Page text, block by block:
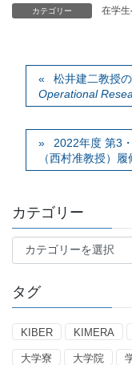
カテゴリー 在学
松井建二教授
Operational
2022年度 第3
（西村准教授）
カテゴリー
テ
リ
ー
タグ
KIBER KIMERA
大学寮 大学院